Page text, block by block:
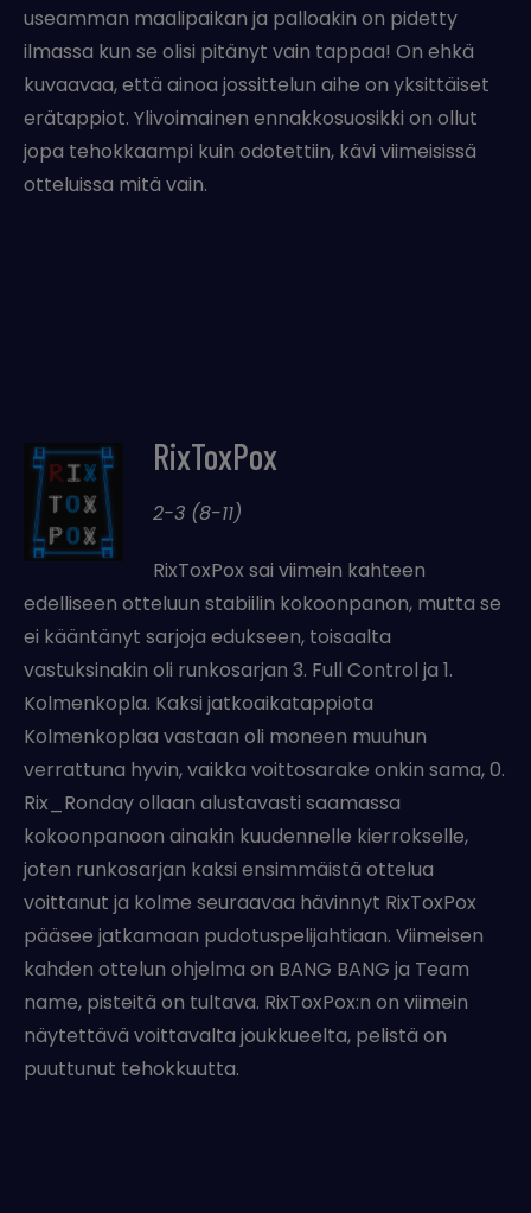
useamman maalipaikan ja palloakin on pidetty
ilmassa kun se olisi pitänyt vain tappaa! On ehkä
kuvaavaa, että ainoa jossittelun aihe on yksittäiset
erätappiot. Ylivoimainen ennakkosuosikki on ollut
jopa tehokkaampi kuin odotettiin, kävi viimeisissä
otteluissa mitä vain.
RixToxPox
2-3 (8-11)
RixToxPox sai viimein kahteen
edelliseen otteluun stabiilin kokoonpanon, mutta se
ei kääntänyt sarjoja edukseen, toisaalta
vastuksinakin oli runkosarjan 3. Full Control ja 1.
Kolmenkopla. Kaksi jatkoaikatappiota
Kolmenkoplaa vastaan oli moneen muuhun
verrattuna hyvin, vaikka voittosarake onkin sama, 0.
Rix_Ronday ollaan alustavasti saamassa
kokoonpanoon ainakin kuudennelle kierrokselle,
joten runkosarjan kaksi ensimmäistä ottelua
voittanut ja kolme seuraavaa hävinnyt RixToxPox
pääsee jatkamaan pudotuspelijahtiaan. Viimeisen
kahden ottelun ohjelma on BANG BANG ja Team
name, pisteitä on tultava. RixToxPox:n on viimein
näytettävä voittavalta joukkueelta, pelistä on
puuttunut tehokkuutta.